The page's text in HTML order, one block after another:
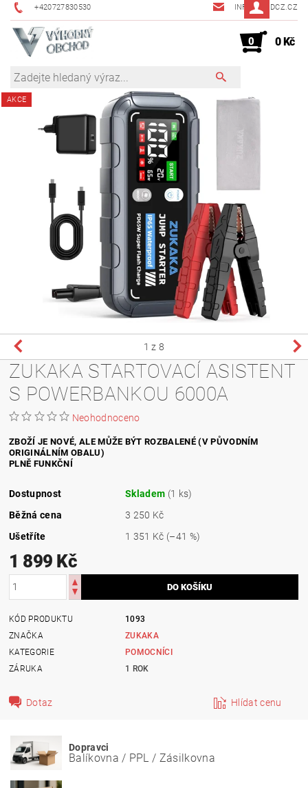
+420727830530 INFO@JMDCZ.CZ
0 0 Kč
AKCE
1 z 8
ZUKAKA STARTOVACÍ ASISTENT
S POWERBANKOU 6000A
Neohodnoceno
ZBOŽÍ JE NOVÉ, ALE MŮŽE BÝT ROZBALENÉ (V PŮVODNÍM
ORIGINÁLNÍM OBALU)
PLNĚ FUNKČNÍ
Dostupnost Skladem (1 ks)
Běžná cena
3 250 Kč
Ušetříte
1 351 Kč (–41 %)
1 899 Kč
KÓD PRODUKTU
1093
ZNAČKA
ZUKAKA
KATEGORIE
POMOCNÍCI
ZÁRUKA
1 ROK
Dotaz Hlídat cenu
Dopravci
Balíkovna / PPL / Zásilkovna